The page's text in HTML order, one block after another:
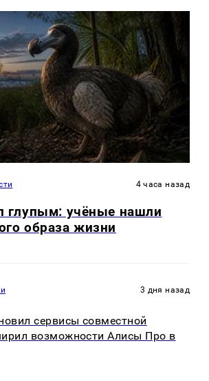
4 часа назад
глупым: учёные нашли
образа жизни
3 дня назад
сервисы совместной
возможности Алисы Про в